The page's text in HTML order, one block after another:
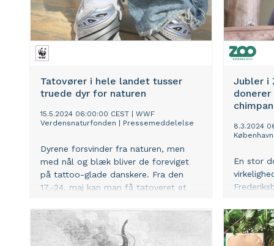
Tatovører i hele landet tusser
truede dyr for naturen
15.5.2024 06:00:00 CEST
WWF
Verdensnaturfonden
Pressemeddelelse
Dyrene forsvinder fra naturen, men
med nål og blæk bliver de foreviget
på tattoo-glade danskere. Fra den
17.-24. maj kan man få tatoveret et
tatovører, som donerer indtægten fra
tatoveringen til WWF
Verdensnaturfonden og arbejdet med
Jubler i
8.3.2024
København
En stor